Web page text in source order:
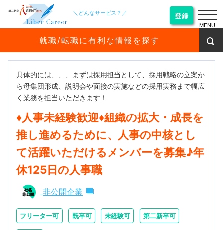
＼どんなサービス？／ 登録
就職/転職に有利な情報を探す
具体的には、、、まずは採用担当として、採用戦略の立案か
ら母集団形成、説明会や面接の実施などの採用実務まで幅広
く業務を担当いただきます！
♦人事未経験歓迎♦組織の拡大・成長を
推し進めるために、人事の中核とし
て活躍いただけるメンバーを募集♪年
休125日の人事職
非公開企業
フリーター可 既卒可 未経験可 第二新卒可
MENU